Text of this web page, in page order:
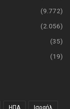
(9.772)
(2.056)
(35)
(19)
ΗΠΑ Ισραήλ